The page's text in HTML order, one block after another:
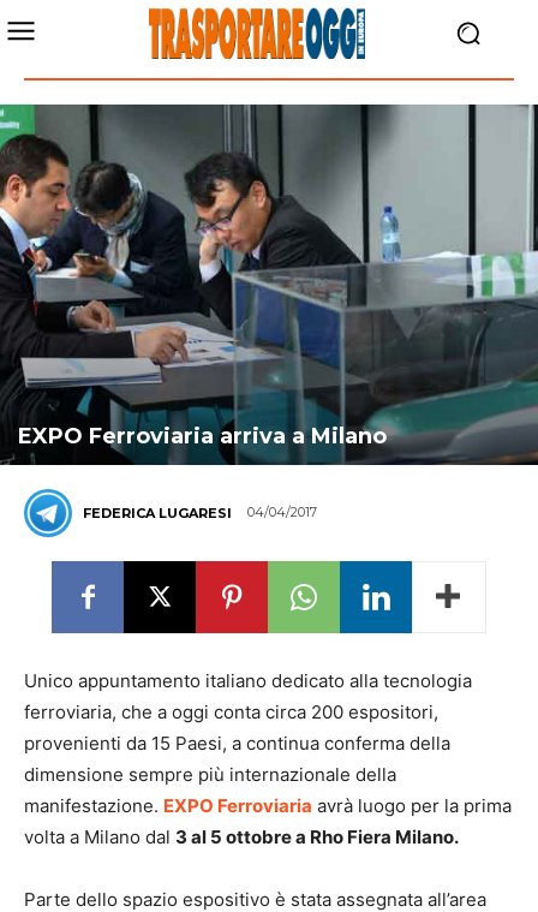
EXPO Ferroviaria arriva a Milano
FEDERICA LUGARESI 04/04/2017
Unico appuntamento italiano dedicato alla tecnologia
ferroviaria, che a oggi conta circa 200 espositori,
provenienti da 15 Paesi, a continua conferma della
dimensione sempre più internazionale della
manifestazione. EXPO Ferroviaria avrà luogo per la prima
volta a Milano dal 3 al 5 ottobre a Rho Fiera Milano.
Parte dello spazio espositivo è stata assegnata all’area